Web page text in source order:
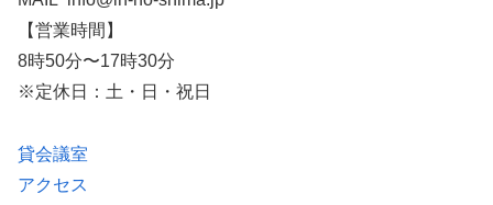
【営業時間】
8時50分〜17時30分
※定休日：土・日・祝日
貸会議室
アクセス